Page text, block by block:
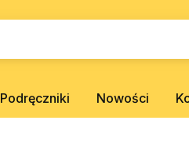
Podręczniki Nowości